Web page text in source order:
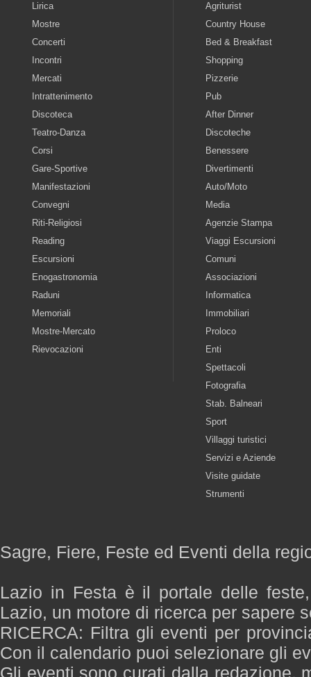
Lirica
Mostre
Concerti
Incontri
Mercati
Intrattenimento
Discoteca
Teatro-Danza
Corsi
Gare-Sportive
Manifestazioni
Convegni
Riti-Religiosi
Reading
Escursioni
Enogastronomia
Raduni
Memoriali
Mostre-Mercato
Rievocazioni
Agriturist
Country House
Bed & Breakfast
Shopping
Pizzerie
Pub
After Dinner
Discoteche
Benessere
Divertimenti
Auto/Moto
Media
Agenzie Stampa
Viaggi Escursioni
Comuni
Associazioni
Informatica
Immobiliari
Proloco
Enti
Spettacoli
Fotografia
Stab. Balneari
Sport
Villaggi turistici
Servizi e Aziende
Visite guidate
Strumenti
Sagre, Fiere, Feste ed Eventi della
Lazio in Festa è il portale delle
Lazio, un motore di ricerca per sapere
RICERCA: Filtra gli eventi per
Con il calendario puoi selezionare gli
Gli eventi sono curati dalla redazione,